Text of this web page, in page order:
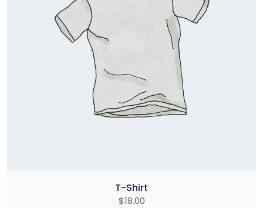
T-Shirt
$18.00